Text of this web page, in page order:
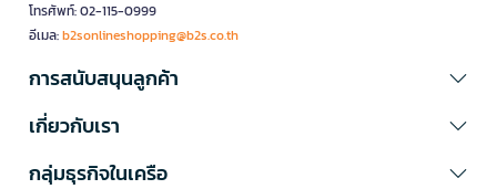
โทรศัพท์: 02-115-0999
อีเมล:b2sonlineshopping@b2s.co.th
การสนับสนุนลูกค้า
เกี่ยวกับเรา
กลุ่มธุรกิจในเครือ